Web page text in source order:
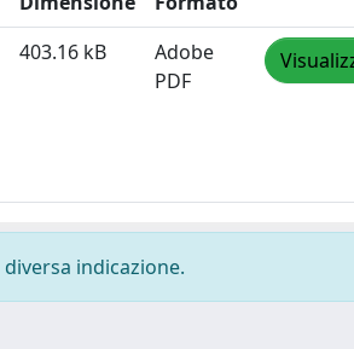
403.16 kB
Adobe
PDF
indicazione.